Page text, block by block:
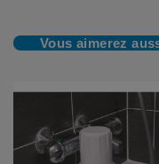
Vous aimerez